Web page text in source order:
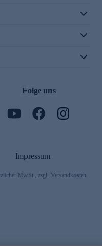
Folge uns
Impressum
MwSt., zzgl. Versandkosten.